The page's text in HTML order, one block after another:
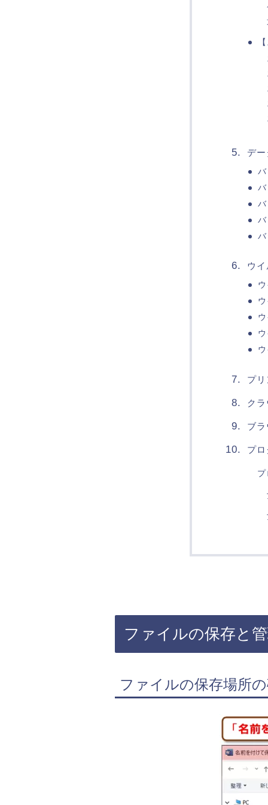
デ
ウ
プ
ク
ブ
プ
ファイルの保存と
ファイルの保存場所